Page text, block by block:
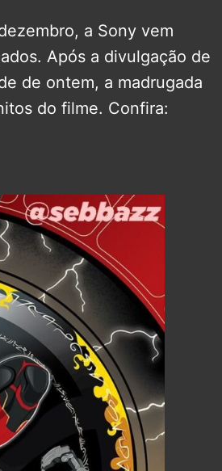
a Sony vem
Após a divulgação de
de ontem, a madrugada
do filme. Confira: